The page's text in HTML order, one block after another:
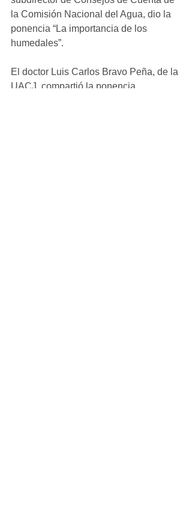
la Comisión Nacional del Agua, dio la
ponencia “La importancia de los
humedales”.
El doctor Luis Carlos Bravo Peña, de la
UACJ, compartió la ponencia